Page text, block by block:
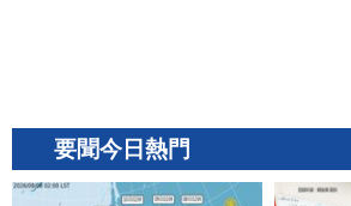
要聞今日熱門